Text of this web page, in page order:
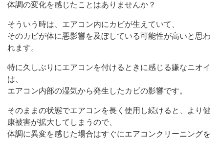
体調の変化を感じたことはありませんか？
そういう時は、エアコン内にカビが生えていて、
そのカビが体に悪影響を及ぼしている可能性が高いと思わ
れます。
特に久しぶりにエアコンを付けるときに感じる嫌なニオイ
は、
エアコン内部の湿気から発生したカビの影響です。
そのままの状態でエアコンを長く使用し続けると、より健
康被害が拡大してしまうので、
体調に異変を感じた場合はすぐにエアコンクリーニングを